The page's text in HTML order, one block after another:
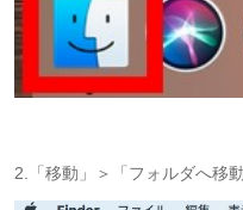
2.「移動」＞「フォルダへ移